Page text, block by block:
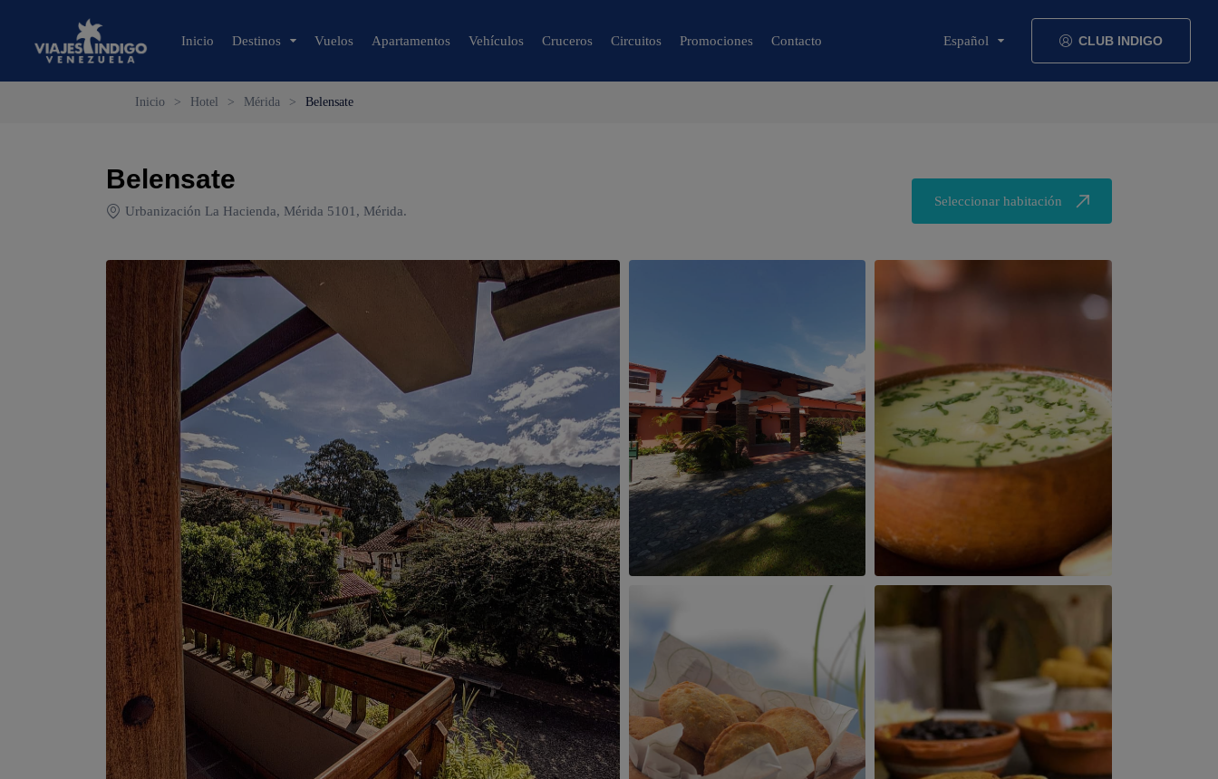
Inicio Destinos
🌴 Cubagua
🌴 Anzoátegui
🌴 Mochima
🌴 Morrocoy
🌴 Península de Paria
🌴 Delta del Orinoco
🌴 Colonia Tovar
🌴 Catatumbo
Vuelos Apartamentos Vehículos Cruceros Circuitos Promociones Contacto Español CLUB INDIGO
Inicio > Hotel > Mérida > Belensate
Belensate
Urbanización La Hacienda, Mérida 5101, Mérida.
Seleccionar habitación